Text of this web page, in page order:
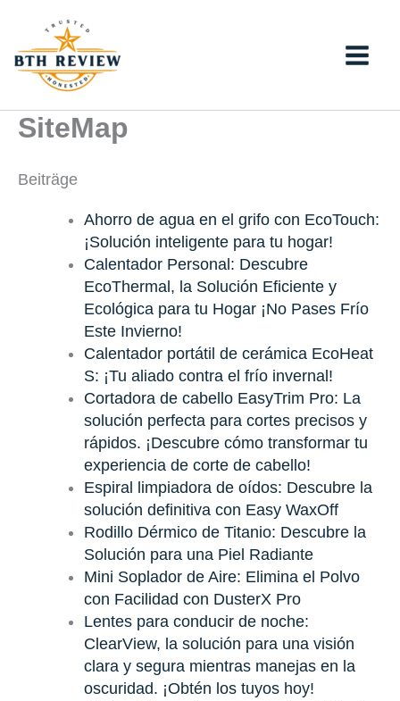
content
SiteMap
Beiträge
Ahorro de agua en el grifo con EcoTouch:
¡Solución inteligente para tu hogar!
Calentador Personal: Descubre
EcoThermal, la Solución Eficiente y
Ecológica para tu Hogar ¡No Pases Frío
Este Invierno!
Calentador portátil de cerámica EcoHeat
S: ¡Tu aliado contra el frío invernal!
Cortadora de cabello EasyTrim Pro: La
solución perfecta para cortes precisos y
rápidos. ¡Descubre cómo transformar tu
experiencia de corte de cabello!
Espiral limpiadora de oídos: Descubre la
solución definitiva con Easy WaxOff
Rodillo Dérmico de Titanio: Descubre la
Solución para una Piel Radiante
Mini Soplador de Aire: Elimina el Polvo
con Facilidad con DusterX Pro
Lentes para conducir de noche:
ClearView, la solución para una visión
clara y segura mientras manejas en la
oscuridad. ¡Obtén los tuyos hoy!